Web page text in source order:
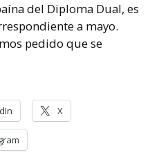
del Diploma Dual, es
a mayo.
pedido que se
X